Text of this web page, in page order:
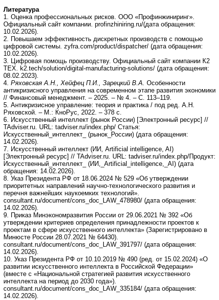
Литература
1. Оценка профессиональных рисков. ООО «Профинжиниринг».
Официальный сайт компании. profinzhiniring.ru/(дата обращения:
10.02.2026).
2. Повышаем эффективность дискретных производств с помощью
цифровой системы. zyfra.com/product/dispatcher/ (дата обращения:
10.02.2026).
3. Цифровая помощь производству. Официальный сайт компании К2
ТЕХ. k2.tech/solution/digital-manufacturing-solutions/ (дата обращения:
08.02.2023).
4. Ряховская А.Н., Хейфец П.И., Зарецкий В.А. Особенности
антикризисного управления на современном этапе развития экономики
// Финансовый менеджмент. – 2025. – № 4. – С. 113–119.
5. Антикризисное управление: теория и практика / под ред. А.Н.
Ряховской. – М.: КноРус, 2022. – 378 с.
6. Искусственный интеллект (рынок России) [Электронный ресурс] //
TAdviser.ru. URL: tadviser.ru/index.php/ Статья:
Искусственный_интеллект_ (рынок_России) (дата обращения:
14.02.2026).
7. Искусственный интеллект (ИИ, Artificial intelligence, AI)
[Электронный ресурс] // TAdviser.ru. URL: tadviser.ru/index.php/Продукт:
Искусственный_интеллект_ (ИИ,_Artificial_intelligence,_AI) (дата
обращения: 14.02.2026).
8. Указ Президента РФ от 18.06.2024 № 529 «Об утверждении
приоритетных направлений научно-технологического развития и
перечня важнейших наукоемких технологий».
consultant.ru/document/cons_doc_LAW_478980/ (дата обращения:
14.02.2026).
9. Приказ Минэкономразвития России от 29.06.2021 № 392 «Об
утверждении критериев определения принадлежности проектов к
проектам в сфере искусственного интеллекта» (Зарегистрировано в
Минюсте России 28.07.2021 № 64430).
consultant.ru/document/cons_doc_LAW_391797/ (дата обращения:
14.02.2026).
10. Указ Президента РФ от 10.10.2019 № 490 (ред. от 15.02.2024) «О
развитии искусственного интеллекта в Российской Федерации»
(вместе с «Национальной стратегией развития искусственного
интеллекта на период до 2030 года»).
consultant.ru/document/cons_doc_LAW_335184/ (дата обращения:
14.02.2026).